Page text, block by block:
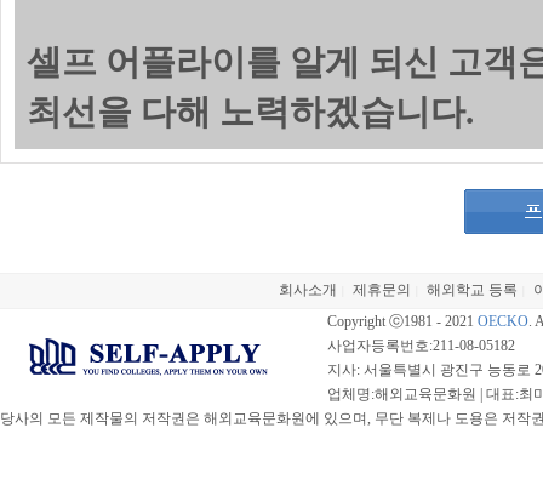
셀프 어플라이를 알게 되신 고객
최선을 다해 노력하겠습니다.
회사소개 제휴문의 해외학교 등록
Copyright ⓒ1981 - 2021 OECKO.
사업자등록번호:211-08-05182
지사: 서울특별시 광진구 능동로
업체명:해외교육문화원 | 대표:최
당사의 모든 제작물의 저작권은 해외교육문화원에 있으며, 무단 복제나 도용은 저